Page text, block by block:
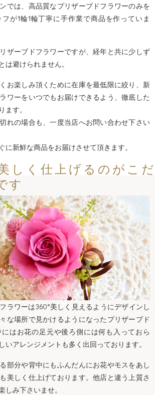
では、高品質なプリザーブドフラワーのみを
が1輪1輪丁寧に手作業で商品を作っていま
ザーブドフラワーですが、経年と共に少しず
は避けられません。
お楽しみ頂くために在庫を最低限に絞り、新
ワーをいつでもお届けできるよう、徹底した
ます。
れの場合も、一度当店へお問い合わせ下さい
に新鮮な商品をお届けさせて頂きます。
しく仕上げるのがこだ
す
ラワーは360°美しく見えるようにデザインし
な場所で見かけるようになったプリザーブド
はお花の足元や後ろ側には何も入っておら
いアレンジメントも多く出回っております。
部分や背中にもふんだんにお花やモスをあし
美しく仕上げております。他店と違う上質さ
しみ下さいませ。